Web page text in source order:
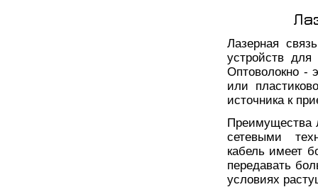
Лазерная
устройств
Оптоволокно -
или
источника к
Преимущества
сетевыми
кабель имеет
передавать
условиях